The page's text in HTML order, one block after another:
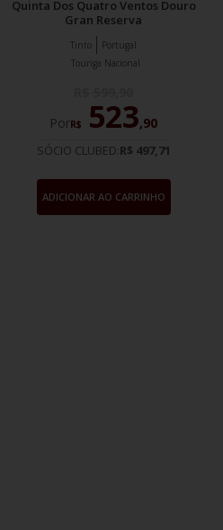
Quinta Dos Quatro Ventos Douro
Gran Reserva
Tinto
Portugal
Touriga Nacional
PorR$ 523,90
SÓCIO CLUBED:R$ 497,71
ADICIONAR AO CARRINHO